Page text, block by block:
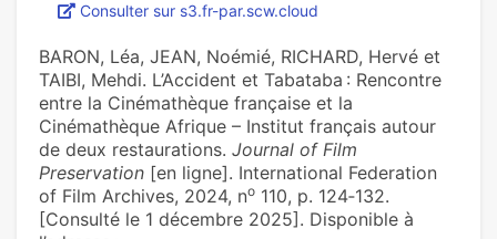
Consulter sur s3.fr-par.scw.cloud
BARON, Léa, JEAN, Noémié, RICHARD, Hervé et
TAIBI, Mehdi. L’Accident et Tabataba : Rencontre
entre la Cinémathèque française et la
Cinémathèque Afrique – Institut français autour
de deux restaurations. Journal of Film
Preservation [en ligne]. International Federation
of Film Archives, 2024, no 110, p. 124‑132.
[Consulté le 1 décembre 2025]. Disponible à